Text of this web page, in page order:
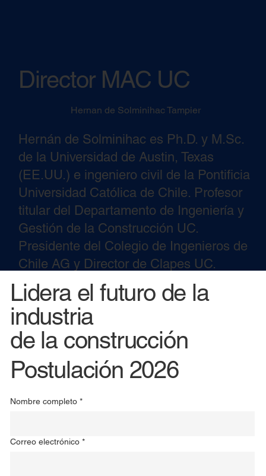
Director MAC UC
Hernán de Solminihac es Ph.D. y M.Sc.
de la Universidad de Austin, Texas
(EE.UU.) e ingeniero civil de la Pontificia
Universidad Católica de Chile. Profesor
titular del Departamento de Ingeniería y
Gestión de la Construcción UC.
Presidente del Colegio de Ingenieros de
Chile AG y Director de Clapes UC.
Hernan de Solminihac Tampier
Director Magíster Administración de la
Construcción
Lidera el futuro de la
industria
de la construcción
Nombre completo *
Correo electrónico *
Postulación 2026